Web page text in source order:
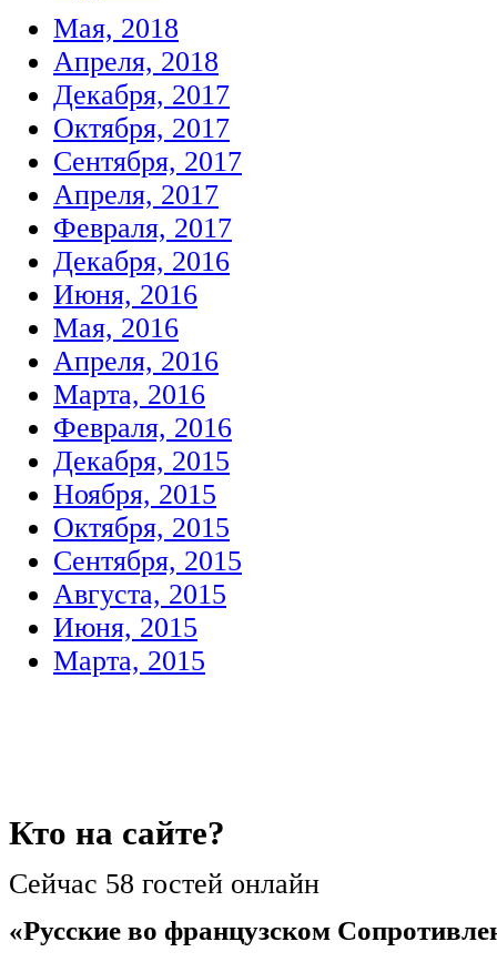
Мая, 2018
Апреля, 2018
Декабря, 2017
Октября, 2017
Сентября, 2017
Апреля, 2017
Февраля, 2017
Декабря, 2016
Июня, 2016
Мая, 2016
Апреля, 2016
Марта, 2016
Февраля, 2016
Декабря, 2015
Ноября, 2015
Октября, 2015
Сентября, 2015
Августа, 2015
Июня, 2015
Марта, 2015
Кто на сайте?
Сейчас 58 гостей онлайн
«Русские во французском